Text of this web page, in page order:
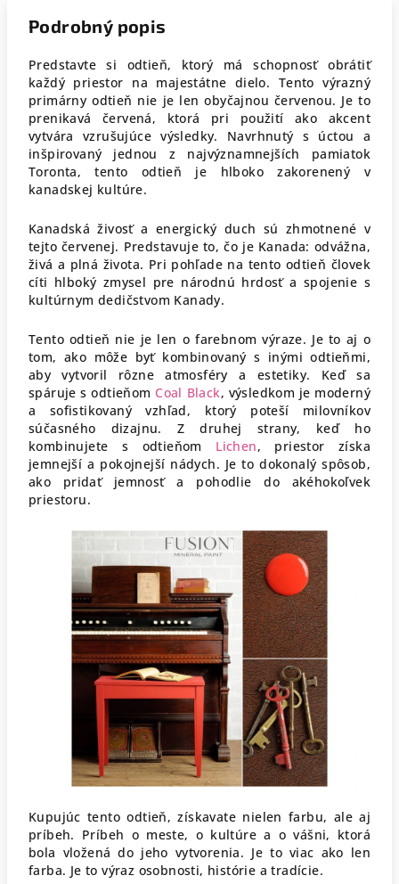
Podrobný popis
Predstavte si odtieň, ktorý má schopnosť obrátiť
každý priestor na majestátne dielo. Tento výrazný
primárny odtieň nie je len obyčajnou červenou. Je to
prenikavá červená, ktorá pri použití ako akcent
vytvára vzrušujúce výsledky. Navrhnutý s úctou a
inšpirovaný jednou z najvýznamnejších pamiatok
Toronta, tento odtieň je hlboko zakorenený v
kanadskej kultúre.
Kanadská živosť a energický duch sú zhmotnené v
tejto červenej. Predstavuje to, čo je Kanada: odvážna,
živá a plná života. Pri pohľade na tento odtieň človek
cíti hlboký zmysel pre národnú hrdosť a spojenie s
kultúrnym dedičstvom Kanady.
Tento odtieň nie je len o farebnom výraze. Je to aj o
tom, ako môže byť kombinovaný s inými odtieňmi,
aby vytvoril rôzne atmosféry a estetiky. Keď sa
spáruje s odtieňom Coal Black, výsledkom je moderný
a sofistikovaný vzhľad, ktorý poteší milovníkov
súčasného dizajnu. Z druhej strany, keď ho
kombinujete s odtieňom Lichen, priestor získa
jemnejší a pokojnejší nádych. Je to dokonalý spôsob,
ako pridať jemnosť a pohodlie do akéhokoľvek
priestoru.
Kupujúc tento odtieň, získavate nielen farbu, ale aj
príbeh. Príbeh o meste, o kultúre a o vášni, ktorá
bola vložená do jeho vytvorenia. Je to viac ako len
farba. Je to výraz osobnosti, histórie a tradície.